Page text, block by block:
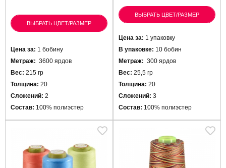
ВЫБРАТЬ ЦВЕТ/РАЗМЕР
Цена за: 1 бобину
Метраж: 3600 ярдов
Вес: 215 гр
Толщина: 20
Сложений: 2
Состав: 100% полиэстер
ВЫБРАТЬ ЦВЕТ/РАЗМЕР
Цена за: 1 упаковку
В упаковке: 10 бобин
Метраж: 300 ярдов
Вес: 25,5 гр
Толщина: 20
Сложений: 3
Состав: 100% полиэстер